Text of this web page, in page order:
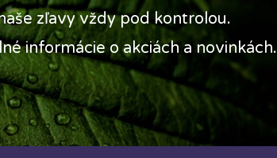
zľavy vždy pod kontrolou.
informácie o akciách a novinkách.